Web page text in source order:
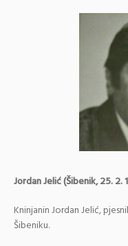
Jordan Jelić (Šibenik, 25.
Kninjanin Jordan Jelić,
Šibeniku.